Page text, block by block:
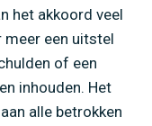
het akkoord veel
een uitstel
of een
inhouden. Het
alle betrokken